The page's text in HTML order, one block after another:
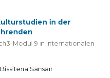
in der
Modul 9 in internationalen
Sansan